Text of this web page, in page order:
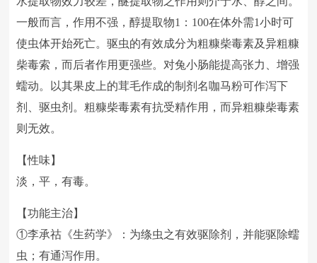
一般而言，作用不强，醇提取物1：100在体外需1小时可
使虫体开始死亡。驱虫的有效成分为粗糠柴毒素及异粗糠
柴毒索，而后者作用更强些。对兔小肠能提高张力、增强
蠕动。以其果皮上的茸毛作成的制剂名咖马粉可作泻下
剂、驱虫剂。粗糠柴毒素有抗受精作用，而异粗糠柴毒素
则无效。
【性味】
淡，平，有毒。
【功能主治】
①李承祜《生药学》：为绦虫之有效驱除剂，并能驱除蠕
虫；有通泻作用。